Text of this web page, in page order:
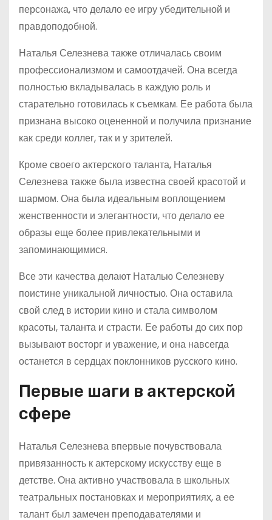
персонажа, что делало ее игру убедительной и
правдоподобной.
Наталья Селезнева также отличалась своим
профессионализмом и самоотдачей. Она всегда
полностью вкладывалась в каждую роль и
старательно готовилась к съемкам. Ее работа была
признана высоко оцененной и получила признание
как среди коллег, так и у зрителей.
Кроме своего актерского таланта, Наталья
Селезнева также была известна своей красотой и
шармом. Она была идеальным воплощением
женственности и элегантности, что делало ее
образы еще более привлекательными и
запоминающимися.
Все эти качества делают Наталью Селезневу
поистине уникальной личностью. Она оставила
свой след в истории кино и стала символом
красоты, таланта и страсти. Ее работы до сих пор
вызывают восторг и уважение, и она навсегда
останется в сердцах поклонников русского кино.
Первые шаги в актерской
сфере
Наталья Селезнева впервые почувствовала
привязанность к актерскому искусству еще в
детстве. Она активно участвовала в школьных
театральных постановках и мероприятиях, а ее
талант был замечен преподавателями и